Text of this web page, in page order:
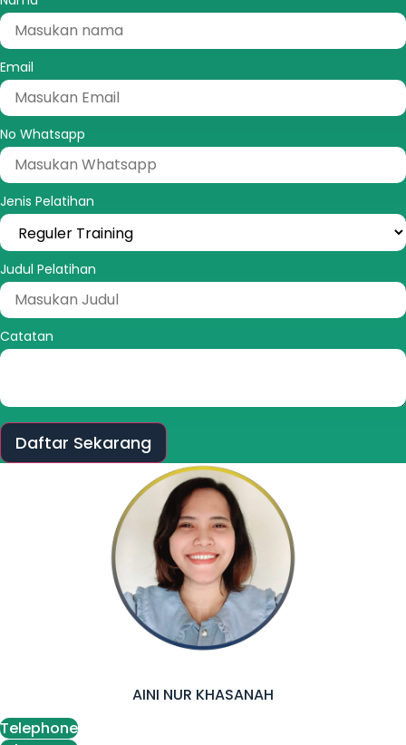
Email
No Whatsapp
Jenis Pelatihan
Judul Pelatihan
Catatan
Daftar Sekarang
AINI NUR KHASANAH
Telephone